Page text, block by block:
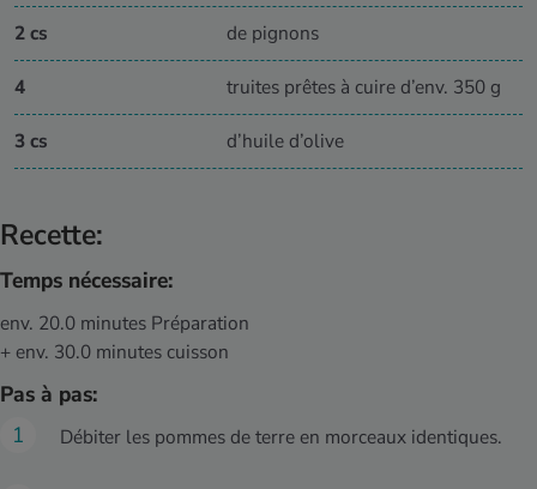
2 cs de pignons
4 truites prêtes à cuire d’env. 350 g
3 cs d’huile d’olive
Recette:
Temps nécessaire:
env. 20.0 minutes Préparation
+ env. 30.0 minutes cuisson
Pas à pas:
Débiter les pommes de terre en morceaux identiques.